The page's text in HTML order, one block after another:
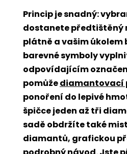
Princip je snadný:
dostanete předtištěný
plátně a vašim úkolem
barevné symboly
odpovídajícím
pomůžediamantovací
ponoření do lepivé
špičce jeden až tři
sadě obdržíte také
diamantů, grafickou